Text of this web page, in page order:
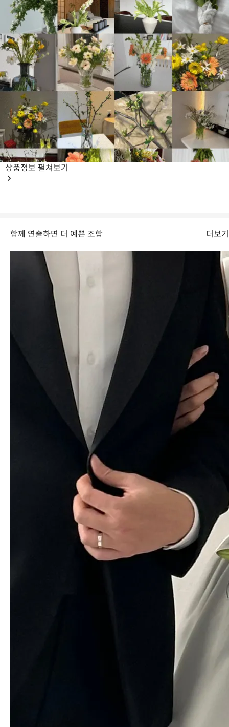
백합은 구매에 실패가 거의 없는거 같아요. 👍👍👍
상품정보 펼쳐보기
함께 연출하면 더 예쁜 조합 더보기